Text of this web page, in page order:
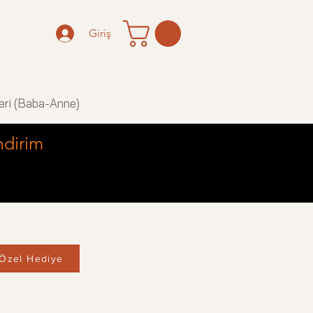
Giriş
(Baba-Anne)
Hediye